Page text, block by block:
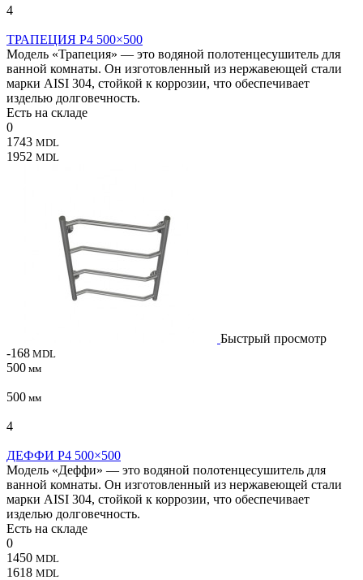
4
ТРАПЕЦИЯ P4 500×500
Модель «Трапеция» — это водяной полотенцесушитель для
ванной комнаты. Он изготовленный из нержавеющей стали
марки AISI 304, стойкой к коррозии, что обеспечивает
изделью долговечность.
Есть на складе
0
1743 MDL
1952 MDL
Быстрый просмотр
-168 MDL
500 мм
500 мм
4
ДЕФФИ P4 500×500
Модель «Деффи» — это водяной полотенцесушитель для
ванной комнаты. Он изготовленный из нержавеющей стали
марки AISI 304, стойкой к коррозии, что обеспечивает
изделью долговечность.
Есть на складе
0
1450 MDL
1618 MDL